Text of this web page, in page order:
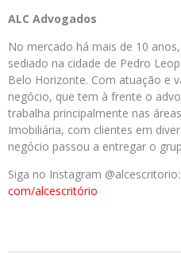
ALC Advogados
No mercado há mais de 10
sediado na cidade de Pedro
Belo Horizonte. Com atuação e
negócio, que tem à frente o
trabalha principalmente nas
Imobiliária, com clientes em
negócio passou a entregar o
Siga no Instagram @alcescritorio:
com/alcescritório